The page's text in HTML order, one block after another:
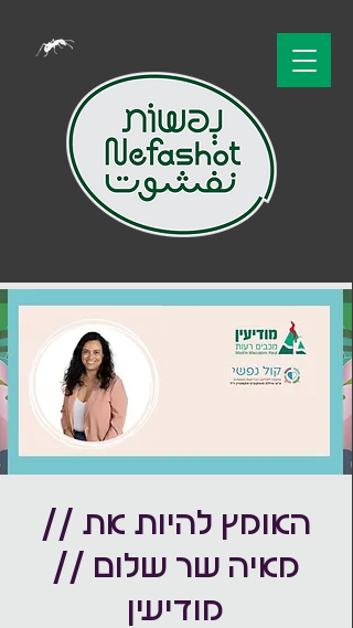
האומץ להיות את //
מאיה שר שלום //
מודיעין